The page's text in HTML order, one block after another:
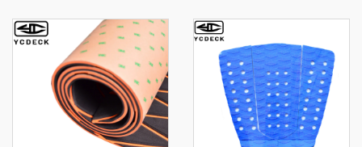
Decking Sheet para sa
Kayak RV Yacht Pool
Skateboard Skimboard
Hakbang
May Self-Adhesive
Angkop para sa Yachts,
Bahay-Niyeles, Kart, mga
iba pa